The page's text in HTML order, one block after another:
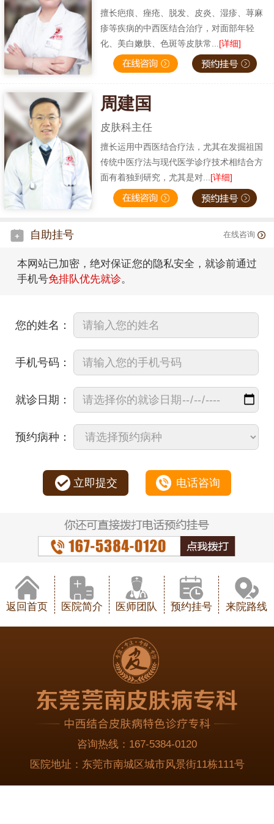
擅长疤痕、痤疮、脱发、皮炎、湿疹、荨麻
疹等疾病的中西医结合治疗，对面部年轻
化、美白嫩肤、色斑等皮肤常... [详细]
周建国
皮肤科主任
擅长运用中西医结合疗法，尤其在发掘祖国
传统中医疗法与现代医学诊疗技术相结合方
面有着独到研究，尤其是对...[详细]
自助挂号 在线咨询
本网站已加密，绝对保证您的隐私安全，就诊前通过
手机号免排队优先就诊。
您的姓名：
手机号码：
就诊日期：
预约病种：
立即提交 电话咨询
返回首页 医院简介 医师团队 预约挂号 来院路线
咨询热线： 167-5384-0120
医院地址： 东莞市南城区城市风景街11栋111号